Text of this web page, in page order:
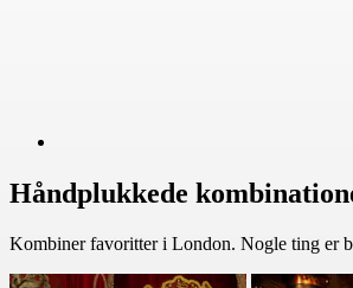
Håndplukkede
Kombiner favoritter i London. Nogle ting er